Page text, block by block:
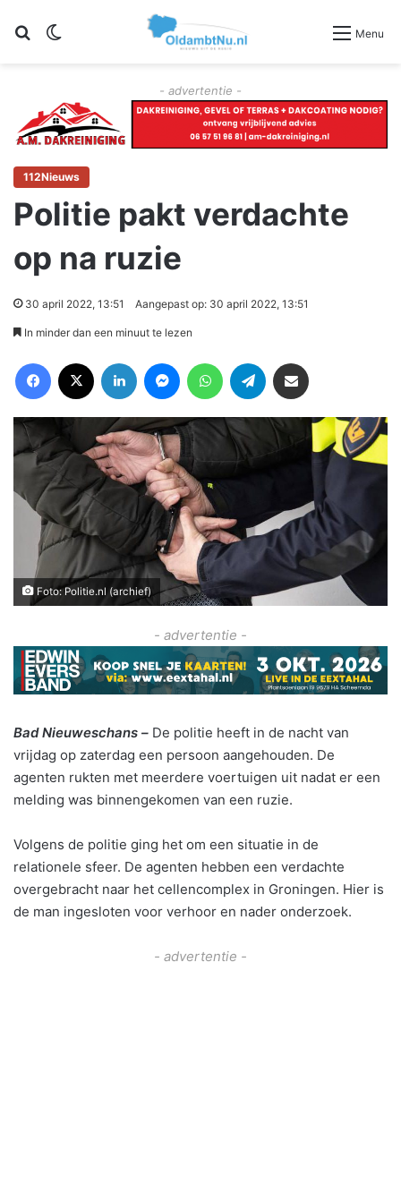
Zoeken Menu
- advertentie -
112Nieuws
Politie pakt verdachte
op na ruzie
30 april 2022, 13:51 Aangepast op: 30 april 2022, 13:51
In minder dan een minuut te lezen
Foto: Politie.nl (archief)
- advertentie -
Bad Nieuweschans – De politie heeft in de nacht van
vrijdag op zaterdag een persoon aangehouden. De
agenten rukten met meerdere voertuigen uit nadat er een
melding was binnengekomen van een ruzie.
Volgens de politie ging het om een situatie in de
relationele sfeer. De agenten hebben een verdachte
overgebracht naar het cellencomplex in Groningen. Hier is
de man ingesloten voor verhoor en nader onderzoek.
- advertentie -